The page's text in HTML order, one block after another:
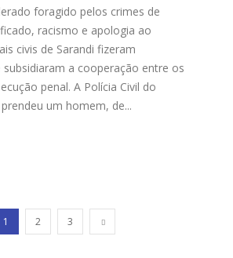
foragido pelos crimes de
racismo e apologia ao
civis de Sarandi fizeram
subsidiaram a cooperação entre os
penal. A Polícia Civil do
prendeu um homem, de...
1 2 3